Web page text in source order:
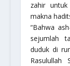
zahir
makna
“Bahwa
sejumlah
duduk di
Rasulullah